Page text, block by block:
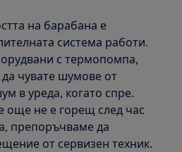
на барабана е
система работи.
с термопомпа,
чувате шумове от
в уреда, когато спре.
още не е горещ след час
препоръчваме да
от сервизен техник.